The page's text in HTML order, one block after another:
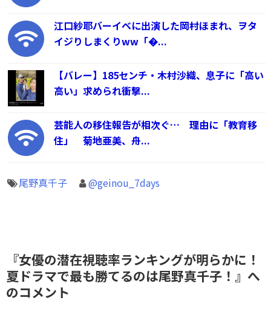
江口紗耶バーイベに出演した岡村ほまれ、ヲタ
イジりしまくりww「�...
【バレー】185センチ・木村沙織、息子に「高い
高い」求められ衝撃...
芸能人の移住報告が相次ぐ… 理由に「教育移
住」 菊地亜美、舟...
尾野真千子 @geinou_7days
『女優の潜在視聴率ランキングが明らかに！
夏ドラマで最も勝てるのは尾野真千子！』へ
のコメント